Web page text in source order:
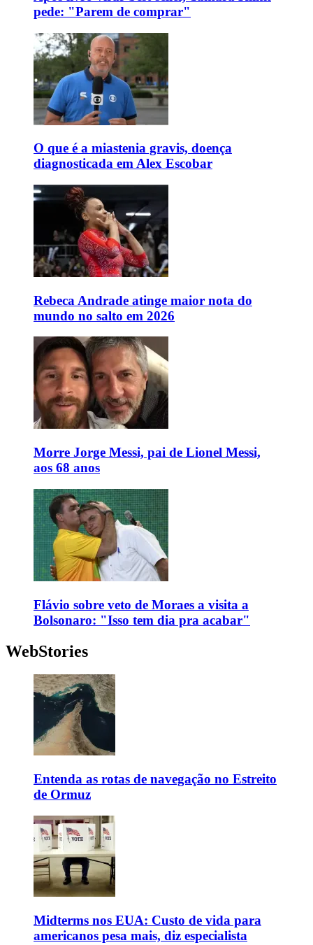
pede: "Parem de comprar"
O que é a miastenia gravis, doença
diagnosticada em Alex Escobar
Rebeca Andrade atinge maior nota do
mundo no salto em 2026
Morre Jorge Messi, pai de Lionel Messi,
aos 68 anos
Flávio sobre veto de Moraes a visita a
Bolsonaro: "Isso tem dia pra acabar"
WebStories
Entenda as rotas de navegação no Estreito
de Ormuz
Midterms nos EUA: Custo de vida para
americanos pesa mais, diz especialista